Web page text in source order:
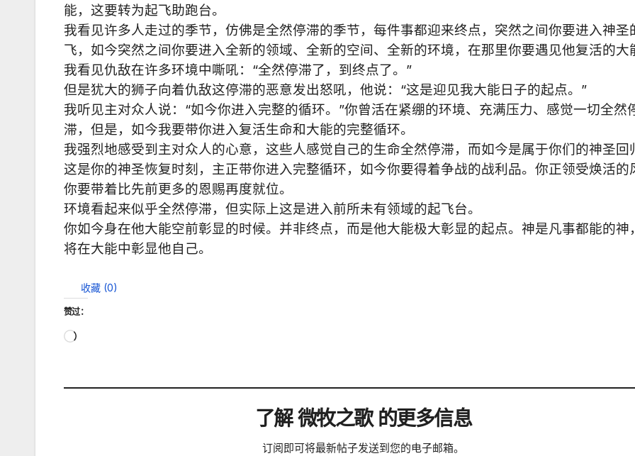
能，这要转为起飞助跑台。
我看见许多人走过的季节，仿佛是全然停滞的季节，每件事都迎来终点，突然之间你要进入神圣
飞，如今突然之间你要进入全新的领域、全新的空间、全新的环境，在那里你要遇见他复活的大
我看见仇敌在许多环境中嘶吼：“全然停滞了，到终点了。”
但是犹大的狮子向着仇敌这停滞的恶意发出怒吼，他说：“这是迎见我大能日子的起点。”
我听见主对众人说：“如今你进入完整的循环。”你曾活在紧绷的环境、充满压力、感觉一切全然
滞，但是，如今我要带你进入复活生命和大能的完整循环。
我强烈地感受到主对众人的心意，这些人感觉自己的生命全然停滞，而如今是属于你们的神圣回
这是你的神圣恢复时刻，主正带你进入完整循环，如今你要得着争战的战利品。你正领受焕活的
你要带着比先前更多的恩赐再度就位。
环境看起来似乎全然停滞，但实际上这是进入前所未有领域的起飞台。
你如今身在他大能空前彰显的时候。并非终点，而是他大能极大彰显的起点。神是凡事都能的神
将在大能中彰显他自己。
收藏 (0)
赞过：
正
载…
了解 微牧之歌 的更多信息
订阅即可将最新帖子发送到您的电子邮箱。